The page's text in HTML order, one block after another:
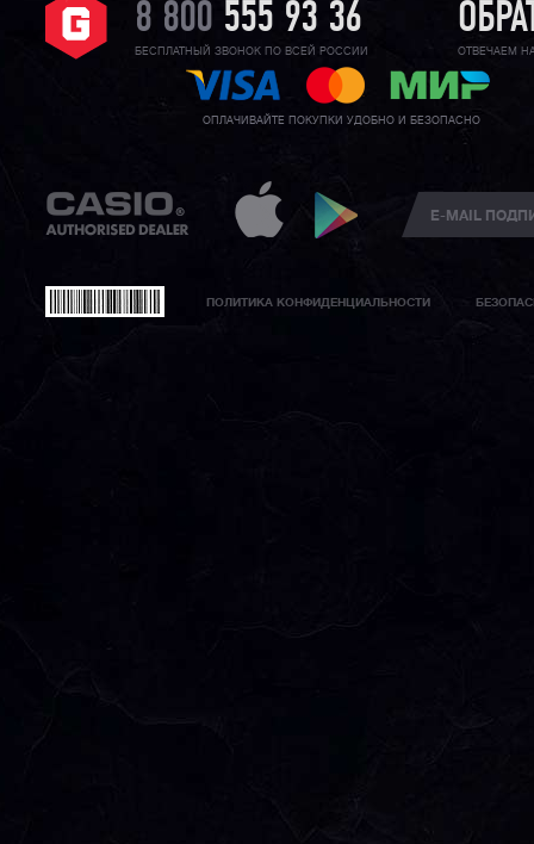
8 800 555 93 36
БЕСПЛАТНЫЙ ЗВОНОК ПО ВСЕЙ РОССИИ ОТВЕЧАЕМ
ОПЛАЧИВАЙТЕ ПОКУПКИ УДОБНО И БЕЗОПАСНО
ПОЛИТИКА КОНФИДЕНЦИАЛЬНОСТИ